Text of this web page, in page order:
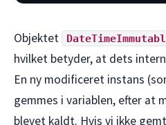
Objektet
hvilket betyder, at dets
En ny modificeret instans
gemmes i variablen, efter at
blevet kaldt. Hvis vi ikke